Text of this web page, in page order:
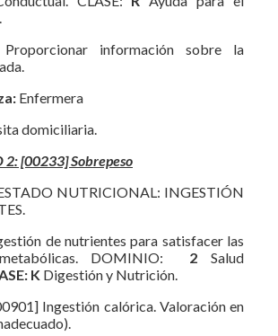
Proporcionar información sobre la
Enfermera
domiciliaria.
2: [00233] Sobrepeso
NUTRICIONAL: INGESTIÓN
de nutrientes para satisfacer las
metabólicas. DOMINIO: 2 Salud
K Digestión y Nutrición.
Ingestión calórica. Valoración en